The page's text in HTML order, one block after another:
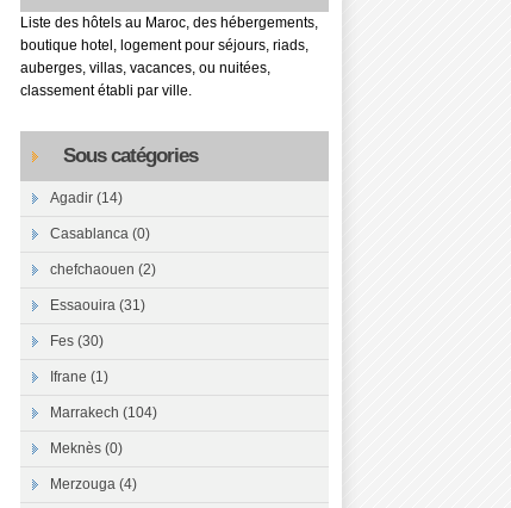
Liste des hôtels au Maroc, des hébergements,
boutique hotel, logement pour séjours, riads,
auberges, villas, vacances, ou nuitées,
classement établi par ville.
Sous catégories
Agadir (14)
Casablanca (0)
chefchaouen (2)
Essaouira (31)
Fes (30)
Ifrane (1)
Marrakech (104)
Meknès (0)
Merzouga (4)